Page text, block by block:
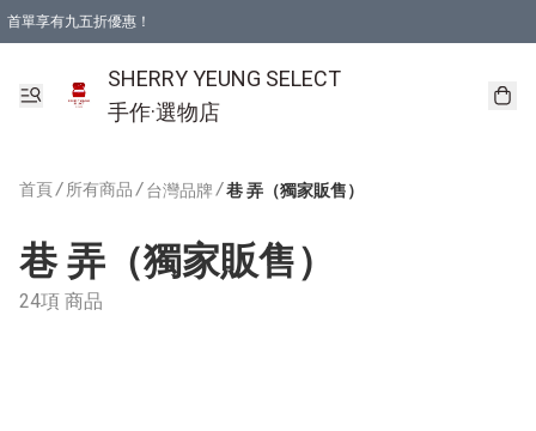
首單享有九五折優惠！
SHERRY YEUNG SELECT
手作·選物店
首頁/ 所有商品 / 台灣品牌 /巷 弄（獨家販售）
巷 弄（獨家販售）
24項 商品